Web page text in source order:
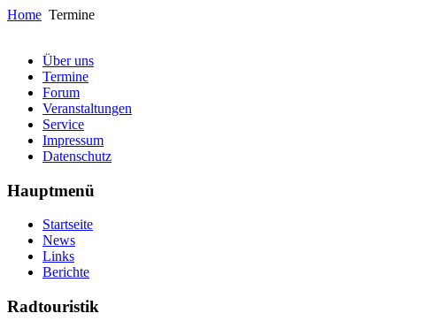
Home Termine
Über uns
Termine
Forum
Veranstaltungen
Service
Impressum
Datenschutz
Hauptmenü
Startseite
News
Links
Berichte
Radtouristik